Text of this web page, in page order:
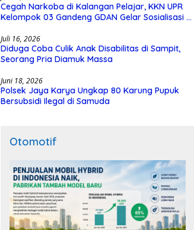
Cegah Narkoba di Kalangan Pelajar, KKN UPR
Kelompok 03 Gandeng GDAN Gelar Sosialisasi di
Juli 16, 2026
Diduga Coba Culik Anak Disabilitas di Sampit,
Seorang Pria Diamuk Massa
Juni 18, 2026
Polsek Jaya Karya Ungkap 80 Karung Pupuk
Bersubsidi Ilegal di Samuda
Otomotif